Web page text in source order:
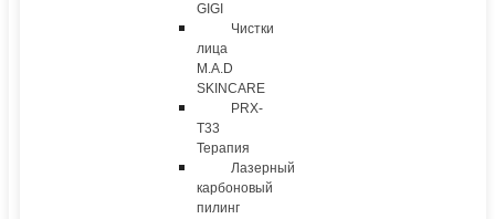
GIGI
Чистки
лица
M.A.D
SKINCARE
PRX-
T33
Терапия
Лазерный
карбоновый
пилинг